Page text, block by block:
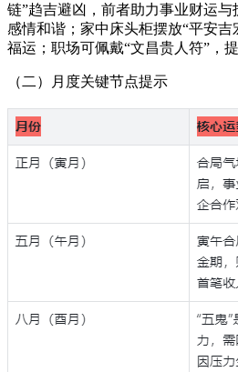
链”趋吉避凶，前者助力事业财运
感情和谐；家中床头柜摆放“平安
福运；职场可佩戴“文昌贵人符”，
（二）月度关键节点提示